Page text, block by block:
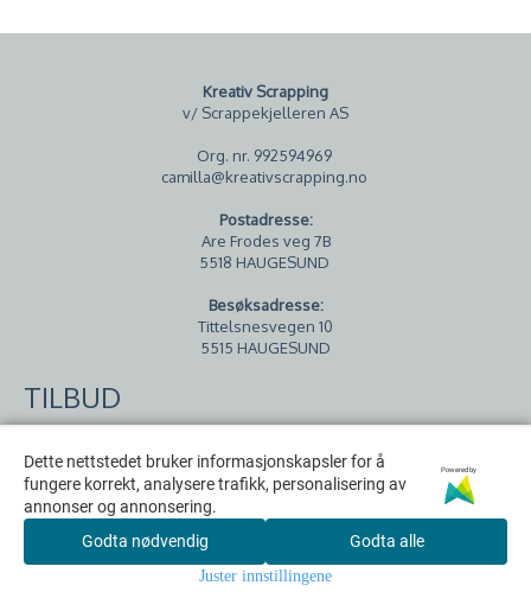
Kreativ Scrapping
v/ Scrappekjelleren AS
Org. nr. 992594969
camilla@kreativscrapping.no
Postadresse:
Are Frodes veg 7B
5518 HAUGESUND
Besøksadresse:
Tittelsnesvegen 10
5515 HAUGESUND
TILBUD
Dette nettstedet bruker informasjonskapsler for å
fungere korrekt, analysere trafikk, personalisering av
annonser og annonsering.
Powered by
Godta nødvendig Godta alle
Juster innstillingene
Dette nettstedet bruker informasjonskapsler for å
fungere korrekt, analysere trafikk, personalisering av
annonser og annonsering.
Powered by
Godta nødvendig Godta alle
Juster innstillingene